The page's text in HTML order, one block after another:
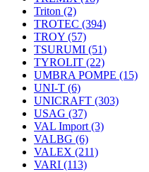
Triton (2)
TROTEC (394)
TROY (57)
TSURUMI (51)
TYROLIT (22)
UMBRA POMPE (15)
UNI-T (6)
UNICRAFT (303)
USAG (37)
VAL Import (3)
VALBG (6)
VALEX (211)
VARI (113)